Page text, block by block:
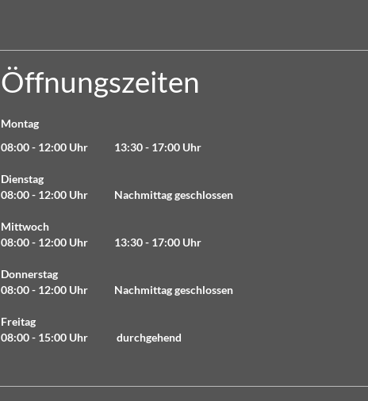
Öffnungszeiten
Montag
08:00 - 12:00 Uhr 13:30 - 17:00 Uhr
Dienstag
08:00 - 12:00 Uhr Nachmittag geschlossen
Mittwoch
08:00 - 12:00 Uhr 13:30 - 17:00 Uhr
Donnerstag
08:00 - 12:00 Uhr Nachmittag geschlossen
Freitag
08:00 - 15:00 Uhr durchgehend